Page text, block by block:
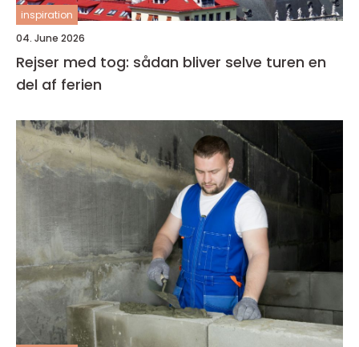
inspiration
04. June 2026
Rejser med tog: sådan bliver selve turen en
del af ferien